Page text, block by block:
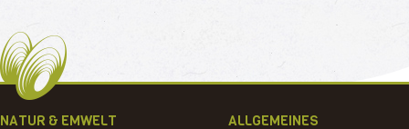
NATUR & EMWELT ALLGEMEINES